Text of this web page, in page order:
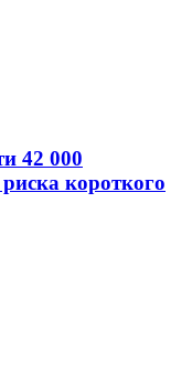
42 000
короткого